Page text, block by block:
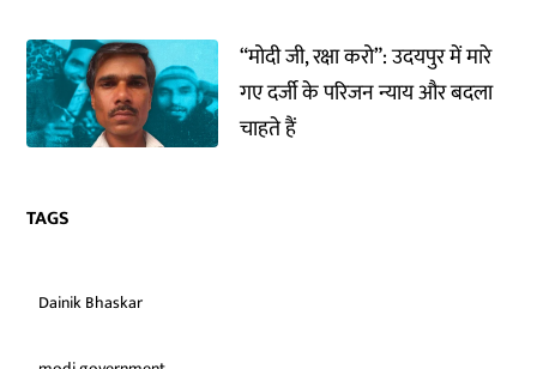
“मोदी जी, रक्षा करो”: उदयपुर में मारे
गए दर्जी के परिजन न्याय और बदला
चाहते हैं
TAGS
Dainik Bhaskar